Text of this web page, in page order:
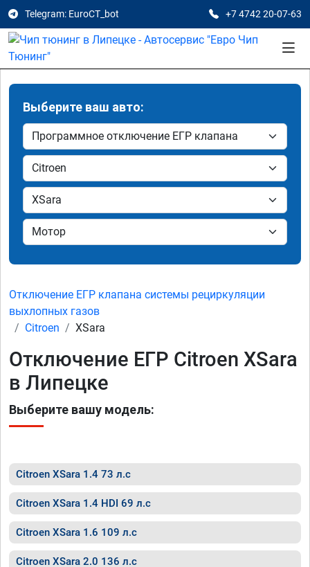
Telegram: EuroCT_bot +7 4742 20-07-63
Выберите ваш авто:
Отключение ЕГР клапана системы рециркуляции
выхлопных газов
Citroen
XSara
Отключение ЕГР Citroen XSara
в Липецке
Выберите вашу модель:
Citroen XSara 1.4 73 л.с
Citroen XSara 1.4 HDI 69 л.с
Citroen XSara 1.6 109 л.с
Citroen XSara 2.0 136 л.с